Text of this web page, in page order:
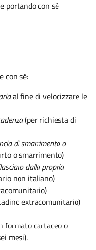
portando con sé
con sé:
al fine di velocizzare le
(per richiesta di
di smarrimento o
o smarrimento)
dalla propria
non italiano)
extracomunitario)
formato cartaceo o
mesi).